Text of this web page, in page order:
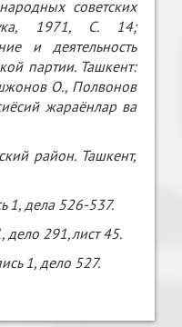
советских
1971, С. 14;
и деятельность
партии. Ташкент:
О., Полвонов
жараёнлар ва
район. Ташкент,
1, дела 526-537.
дело 291,лист 45.
1, дело 527.